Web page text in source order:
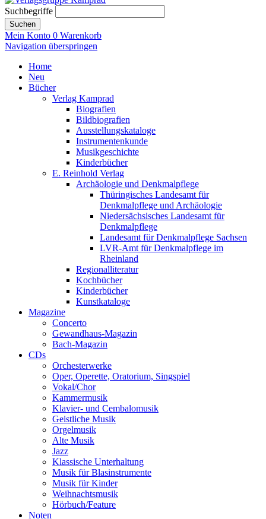
Suchbegriffe
Suchen
Mein Konto 0 Warenkorb
Navigation überspringen
Home
Neu
Bücher
Verlag Kamprad
Biografien
Bildbiografien
Ausstellungskataloge
Instrumentenkunde
Musikgeschichte
Kinderbücher
E. Reinhold Verlag
Archäologie und Denkmalpflege
Thüringisches Landesamt für
Denkmalpflege und Archäologie
Niedersächsisches Landesamt für
Denkmalpflege
Landesamt für Denkmalpflege Sachsen
LVR-Amt für Denkmalpflege im
Rheinland
Regionalliteratur
Kochbücher
Kinderbücher
Kunstkataloge
Magazine
Concerto
Gewandhaus-Magazin
Bach-Magazin
CDs
Orchesterwerke
Oper, Operette, Oratorium, Singspiel
Vokal/Chor
Kammermusik
Klavier- und Cembalomusik
Geistliche Musik
Orgelmusik
Alte Musik
Jazz
Klassische Unterhaltung
Musik für Blasinstrumente
Musik für Kinder
Weihnachtsmusik
Hörbuch/Feature
Noten